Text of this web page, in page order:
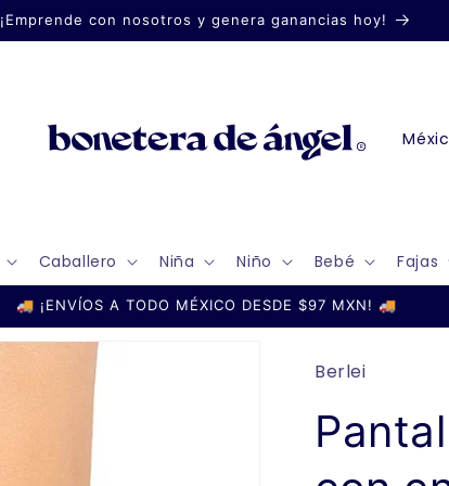
¡Emprende con nosotros y genera ganancias hoy!
Caballero Niña Niño Bebé Fajas
P
/
r
e
ó
🚚 ¡ENVÍOS A TODO MÉXICO DESDE $97 MXN! 🚚
Berlei